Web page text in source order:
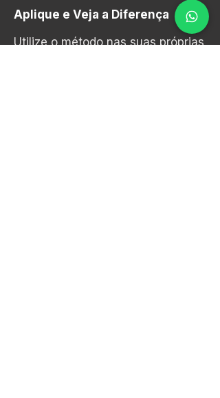
Aplique e Veja a Diferença
Utilize o método nas suas próprias